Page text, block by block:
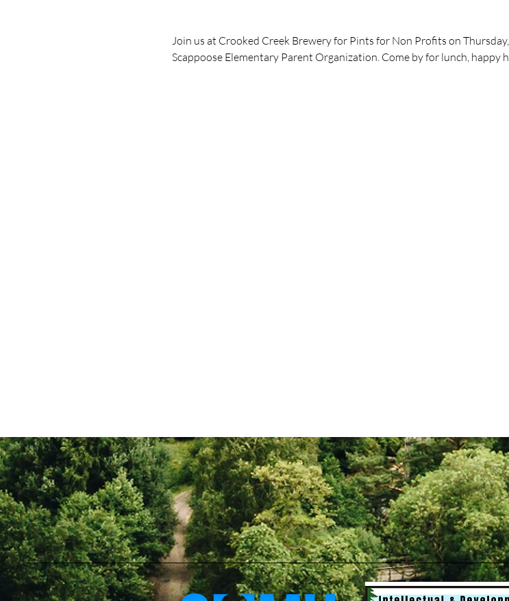
Join us at Crooked Creek Brewery for Pints for Non Profits on
Scappoose Elementary Parent Organization. Come by for lunch, happy